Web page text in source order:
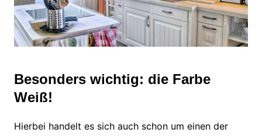
Besonders wichtig: die Farbe
Weiß!
Hierbei handelt es sich auch schon um einen der